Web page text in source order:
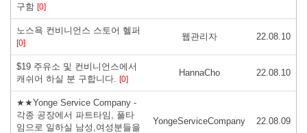
구함 [0]
노스욕 컨비니언스 스토어 헬퍼
[0]
웹관리자 22.08.10
$19 주유소 및 컨비니언스에서
캐쉬어 하실 분 구합니다. [0]
HannaCho 22.08.10
★★Yonge Service Company -
각종 공장에서 파트타임, 풀타
임으로 일하실 남성,여성분들을
YongeServiceCompany 22.08.09